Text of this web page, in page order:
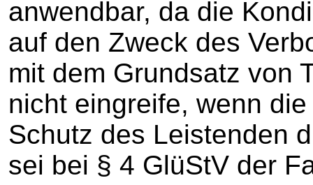
anwendbar, da die
auf den Zweck des
mit dem Grundsatz von
nicht eingreife, wenn
Schutz des Leistenden
sei bei § 4 GlüStV der